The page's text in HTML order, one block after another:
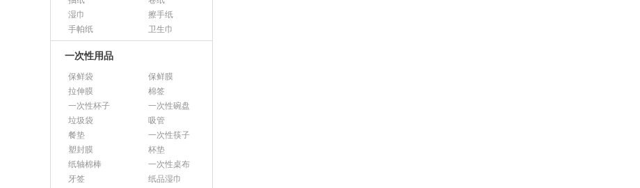
湿巾
擦手纸
手帕纸
卫生巾
一次性用品
保鲜袋
保鲜膜
拉伸膜
棉签
一次性杯子
一次性碗盘
垃圾袋
吸管
餐垫
一次性筷子
塑封膜
杯垫
纸轴棉棒
一次性桌布
牙签
纸品湿巾